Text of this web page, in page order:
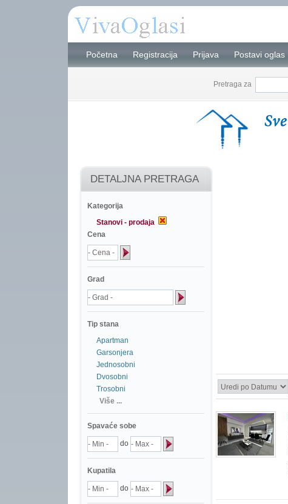
Početna Registracija Prijava Postavi oglas
Pretraga za
DETALJNA PRETRAGA
Kategorija
Stanovi - prodaja
Cena
Grad
Tip stana
Apartman
Garsonjera
Jednosobni
Dvosobni
Trosobni
Više ...
Spavaće sobe
do
Kupatila
do